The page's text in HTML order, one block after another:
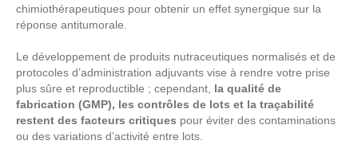
chimiothérapeutiques pour obtenir un effet synergique sur la
réponse antitumorale.
Le développement de produits nutraceutiques normalisés et de
protocoles d’administration adjuvants vise à rendre votre prise
plus sûre et reproductible ; cependant, la qualité de
fabrication (GMP), les contrôles de lots et la traçabilité
restent des facteurs critiques pour éviter des contaminations
ou des variations d’activité entre lots.